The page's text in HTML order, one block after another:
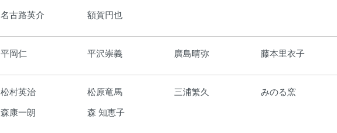
名古路英介 額賀円也
平岡仁 平沢崇義 廣島晴弥 藤本里衣子
松村英治 松原竜馬 三浦繁久 みのる窯
森康一朗 森 知恵子